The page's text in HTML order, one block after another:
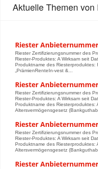
Aktuelle Themen
Riester
Riester Zertifizierungsnummer des
Riester-Produktes: A Wirksam seit
Produktname des
„PrämienRenteIn-vest &...
Riester
Riester Zertifizierungsnummer des
Riester-Produktes: A Wirksam seit
Produktname des Riesterproduktes:
Altersvermögensgesetz
Riester
Riester Zertifizierungsnummer des
Riester-Produktes: A Wirksam seit
Produktname des Riesterproduktes:
Altersvermögensgesetz
Riester